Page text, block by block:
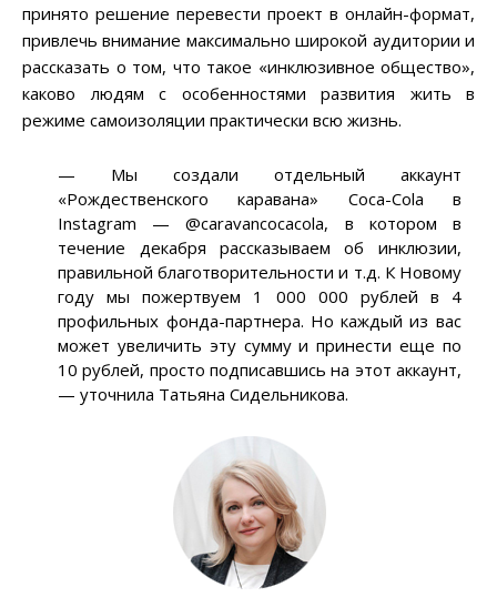
принято решение перевести проект в онлайн-формат,
привлечь внимание максимально широкой аудитории и
рассказать о том, что такое «инклюзивное общество»,
каково людям с особенностями развития жить в
режиме самоизоляции практически всю жизнь.
— Мы создали отдельный аккаунт
«Рождественского каравана» Coca-Cola в
Instagram — @caravancocacola, в котором в
течение декабря рассказываем об инклюзии,
правильной благотворительности и т.д. К Новому
году мы пожертвуем 1 000 000 рублей в 4
профильных фонда-партнера. Но каждый из вас
может увеличить эту сумму и принести еще по
10 рублей, просто подписавшись на этот аккаунт,
— уточнила Татьяна Сидельникова.